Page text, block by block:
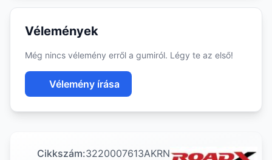
Vélemények
Még nincs vélemény erről a gumiról. Légy te az első!
Vélemény írása
Cikkszám:3220007613AKRN